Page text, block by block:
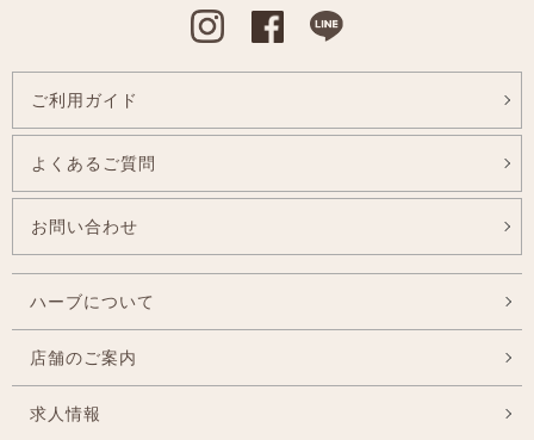
Instagram
ご利用ガイド
よくあるご質問
お問い合わせ
ハーブについて
店舗のご案内
求人情報